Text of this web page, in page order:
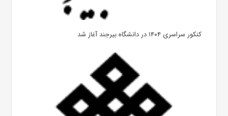
کنکور سراسری ۱۴۰۴ در دانشگاه بیرجند آغاز شد